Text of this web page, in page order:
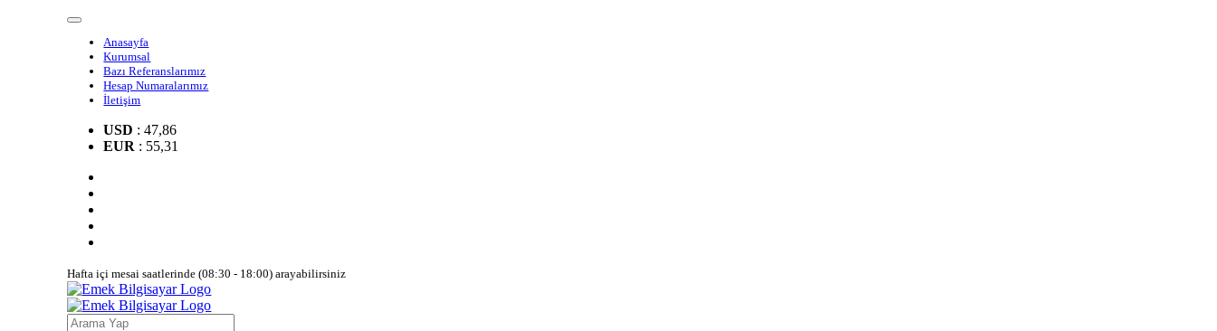
Anasayfa
Kurumsal
Bazı Referanslarımız
Hesap Numaralarımız
İletişim
USD : 47,86
EUR : 55,31
Hafta içi mesai saatlerinde (08:30 - 18:00) arayabilirsiniz